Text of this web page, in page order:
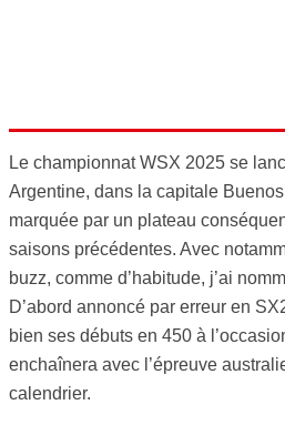
Le championnat WSX 2025 se
Argentine, dans la capitale
marquée par un plateau
saisons précédentes. Avec
buzz, comme d’habitude, j’ai
D’abord annoncé par erreur en
bien ses débuts en 450 à
enchaînera avec l’épreuve
calendrier.